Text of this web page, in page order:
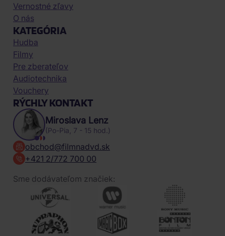
Vernostné zľavy
O nás
KATEGÓRIA
Hudba
Filmy
Pre zberateľov
Audiotechnika
Vouchery
RÝCHLY KONTAKT
Miroslava Lenz
(Po-Pia, 7 - 15 hod.)
obchod@filmnadvd.sk
+421 2/772 700 00
Sme dodávateľom značiek: